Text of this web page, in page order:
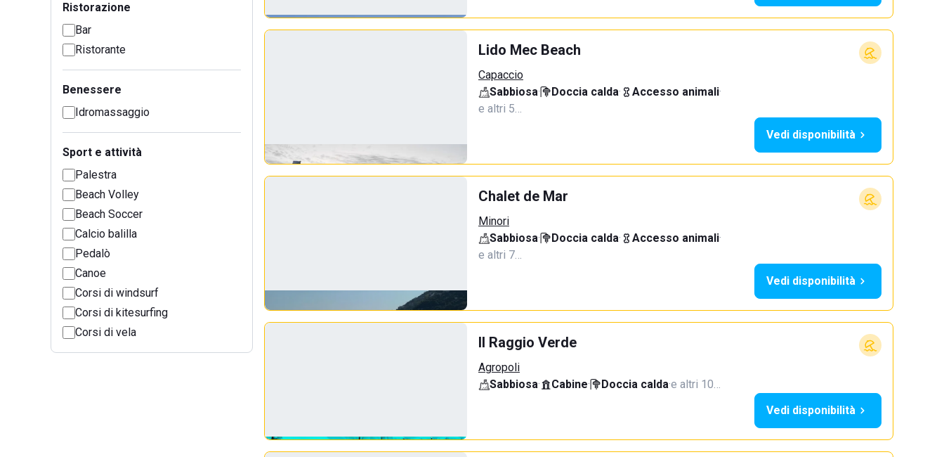
Ristorazione
Bar
Ristorante
Benessere
Idromassaggio
Sport e attività
Palestra
Beach Volley
Beach Soccer
Calcio balilla
Pedalò
Canoe
Corsi di windsurf
Corsi di kitesurfing
Corsi di vela
Lido Mec Beach
Capaccio
Sabbiosa· Doccia calda· Accesso animali·
e altri 5…
Vedi disponibilità
Chalet de Mar
Minori
Sabbiosa· Doccia calda· Accesso animali·
e altri 7…
Vedi disponibilità
Il Raggio Verde
Agropoli
Sabbiosa· Cabine· Doccia calda·e altri 10…
Vedi disponibilità